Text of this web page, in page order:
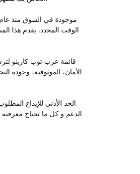
قائمة عرب توب كازينو
الأمان، الموثوقية،